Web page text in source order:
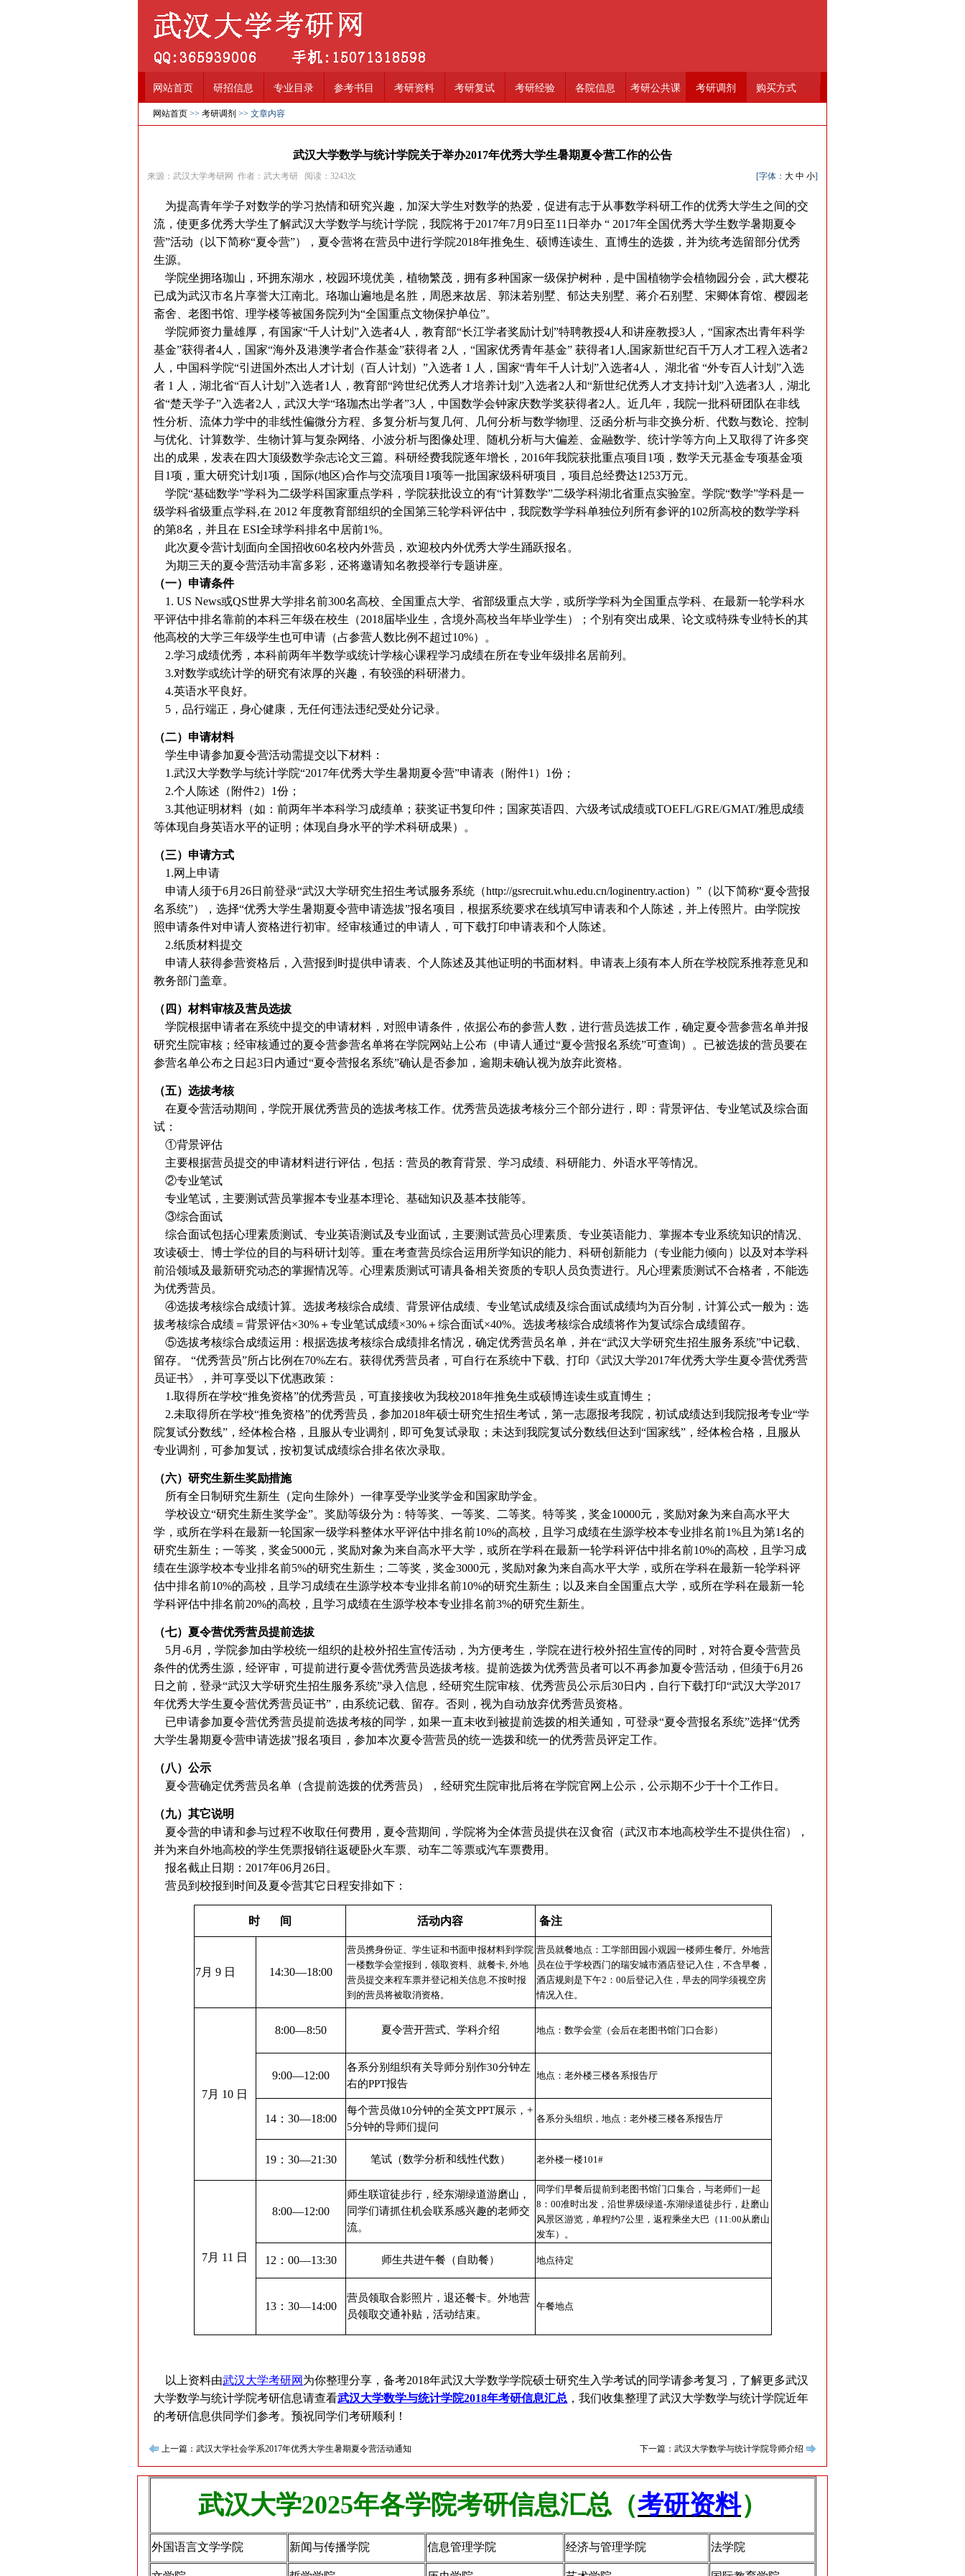
网站首页 研招信息 专业目录 参考书目 考研资料 考研复试 考研经验 各院信息 考研公共课 考研调剂 购买方式
网站首页 >> 考研调剂 >> 文章内容
武汉大学数学与统计学院关于举办2017年优秀大学生暑期夏令营工作的公告
来源：武汉大学考研网 作者：武大考研 阅读： 3243次 [字体： 大 中 小]
为提高青年学子对数学的学习热情和研究兴趣，加深大学生对数学的热爱，促进有志于从事数学科研工作的优秀大学生之间的交
流，使更多优秀大学生了解武汉大学数学与统计学院，我院将于2017年7月9日至11日举办 “ 2017年全国优秀大学生数学暑期夏令
营”活动（以下简称“夏令营”），夏令营将在营员中进行学院2018年推免生、硕博连读生、直博生的选拨，并为统考选留部分优秀
生源。
学院坐拥珞珈山，环拥东湖水，校园环境优美，植物繁茂，拥有多种国家一级保护树种，是中国植物学会植物园分会，武大樱花
已成为武汉市名片享誉大江南北。珞珈山遍地是名胜，周恩来故居、郭沫若别墅、郁达夫别墅、蒋介石别墅、宋卿体育馆、樱园老
斋舍、老图书馆、理学楼等被国务院列为“全国重点文物保护单位”。
学院师资力量雄厚，有国家“千人计划”入选者4人，教育部“长江学者奖励计划”特聘教授4人和讲座教授3人，“国家杰出青年科学
基金”获得者4人，国家“海外及港澳学者合作基金”获得者 2人，“国家优秀青年基金” 获得者1人,国家新世纪百千万人才工程入选者2
人，中国科学院“引进国外杰出人才计划（百人计划）”入选者 1 人，国家“青年千人计划”入选者4人， 湖北省 “外专百人计划”入选
者 1 人，湖北省“百人计划”入选者1人，教育部“跨世纪优秀人才培养计划”入选者2人和“新世纪优秀人才支持计划”入选者3人，湖北
省“楚天学子”入选者2人，武汉大学“珞珈杰出学者”3人，中国数学会钟家庆数学奖获得者2人。近几年，我院一批科研团队在非线
性分析、流体力学中的非线性偏微分方程、多复分析与复几何、几何分析与数学物理、泛函分析与非交换分析、代数与数论、控制
与优化、计算数学、生物计算与复杂网络、小波分析与图像处理、随机分析与大偏差、金融数学、统计学等方向上又取得了许多突
出的成果，发表在四大顶级数学杂志论文三篇。科研经费我院逐年增长，2016年我院获批重点项目1项，数学天元基金专项基金项
目1项，重大研究计划1项，国际(地区)合作与交流项目1项等一批国家级科研项目，项目总经费达1253万元。
学院“基础数学”学科为二级学科国家重点学科，学院获批设立的有“计算数学”二级学科湖北省重点实验室。学院“数学”学科是一
级学科省级重点学科,在 2012 年度教育部组织的全国第三轮学科评估中，我院数学学科单独位列所有参评的102所高校的数学学科
的第8名，并且在 ESI全球学科排名中居前1%。
此次夏令营计划面向全国招收60名校内外营员，欢迎校内外优秀大学生踊跃报名。
为期三天的夏令营活动丰富多彩，还将邀请知名教授举行专题讲座。
（一）申请条件
1. US News或QS世界大学排名前300名高校、全国重点大学、省部级重点大学，或所学学科为全国重点学科、在最新一轮学科水
平评估中排名靠前的本科三年级在校生（2018届毕业生，含境外高校当年毕业学生）；个别有突出成果、论文或特殊专业特长的其
他高校的大学三年级学生也可申请（占参营人数比例不超过10%）。
2.学习成绩优秀，本科前两年半数学或统计学核心课程学习成绩在所在专业年级排名居前列。
3.对数学或统计学的研究有浓厚的兴趣，有较强的科研潜力。
4.英语水平良好。
5，品行端正，身心健康，无任何违法违纪受处分记录。
（二）申请材料
学生申请参加夏令营活动需提交以下材料：
1.武汉大学数学与统计学院“2017年优秀大学生暑期夏令营”申请表（附件1）1份；
2.个人陈述（附件2）1份；
3.其他证明材料（如：前两年半本科学习成绩单；获奖证书复印件；国家英语四、六级考试成绩或TOEFL/GRE/GMAT/雅思成绩
等体现自身英语水平的证明；体现自身水平的学术科研成果）。
（三）申请方式
1.网上申请
申请人须于6月26日前登录“武汉大学研究生招生考试服务系统（http://gsrecruit.whu.edu.cn/loginentry.action）”（以下简称“夏令营报
名系统”），选择“优秀大学生暑期夏令营申请选拔”报名项目，根据系统要求在线填写申请表和个人陈述，并上传照片。由学院按
照申请条件对申请人资格进行初审。经审核通过的申请人，可下载打印申请表和个人陈述。
2.纸质材料提交
申请人获得参营资格后，入营报到时提供申请表、个人陈述及其他证明的书面材料。申请表上须有本人所在学校院系推荐意见和
教务部门盖章。
（四）材料审核及营员选拔
学院根据申请者在系统中提交的申请材料，对照申请条件，依据公布的参营人数，进行营员选拔工作，确定夏令营参营名单并报
研究生院审核；经审核通过的夏令营参营名单将在学院网站上公布（申请人通过“夏令营报名系统”可查询）。已被选拔的营员要在
参营名单公布之日起3日内通过“夏令营报名系统”确认是否参加，逾期未确认视为放弃此资格。
（五）选拔考核
在夏令营活动期间，学院开展优秀营员的选拔考核工作。优秀营员选拔考核分三个部分进行，即：背景评估、专业笔试及综合面
试：
①背景评估
主要根据营员提交的申请材料进行评估，包括：营员的教育背景、学习成绩、科研能力、外语水平等情况。
②专业笔试
专业笔试，主要测试营员掌握本专业基本理论、基础知识及基本技能等。
③综合面试
综合面试包括心理素质测试、专业英语测试及专业面试，主要测试营员心理素质、专业英语能力、掌握本专业系统知识的情况、
攻读硕士、博士学位的目的与科研计划等。重在考查营员综合运用所学知识的能力、科研创新能力（专业能力倾向）以及对本学科
前沿领域及最新研究动态的掌握情况等。心理素质测试可请具备相关资质的专职人员负责进行。凡心理素质测试不合格者，不能选
为优秀营员。
④选拔考核综合成绩计算。选拔考核综合成绩、背景评估成绩、专业笔试成绩及综合面试成绩均为百分制，计算公式一般为：选
拔考核综合成绩＝背景评估×30%＋专业笔试成绩×30%＋综合面试×40%。选拔考核综合成绩将作为复试综合成绩留存。
⑤选拔考核综合成绩运用：根据选拔考核综合成绩排名情况，确定优秀营员名单，并在“武汉大学研究生招生服务系统”中记载、
留存。 “优秀营员”所占比例在70%左右。获得优秀营员者，可自行在系统中下载、打印《武汉大学2017年优秀大学生夏令营优秀营
员证书》，并可享受以下优惠政策：
1.取得所在学校“推免资格”的优秀营员，可直接接收为我校2018年推免生或硕博连读生或直博生；
2.未取得所在学校“推免资格”的优秀营员，参加2018年硕士研究生招生考试，第一志愿报考我院，初试成绩达到我院报考专业“学
院复试分数线”，经体检合格，且服从专业调剂，即可免复试录取；未达到我院复试分数线但达到“国家线”，经体检合格，且服从
专业调剂，可参加复试，按初复试成绩综合排名依次录取。
（六）研究生新生奖励措施
所有全日制研究生新生（定向生除外）一律享受学业奖学金和国家助学金。
学校设立“研究生新生奖学金”。奖励等级分为：特等奖、一等奖、二等奖。特等奖，奖金10000元，奖励对象为来自高水平大
学，或所在学科在最新一轮国家一级学科整体水平评估中排名前10%的高校，且学习成绩在生源学校本专业排名前1%且为第1名的
研究生新生；一等奖，奖金5000元，奖励对象为来自高水平大学，或所在学科在最新一轮学科评估中排名前10%的高校，且学习成
绩在生源学校本专业排名前5%的研究生新生；二等奖，奖金3000元，奖励对象为来自高水平大学，或所在学科在最新一轮学科评
估中排名前10%的高校，且学习成绩在生源学校本专业排名前10%的研究生新生；以及来自全国重点大学，或所在学科在最新一轮
学科评估中排名前20%的高校，且学习成绩在生源学校本专业排名前3%的研究生新生。
（七）夏令营优秀营员提前选拔
5月-6月，学院参加由学校统一组织的赴校外招生宣传活动，为方便考生，学院在进行校外招生宣传的同时，对符合夏令营营员
条件的优秀生源，经评审，可提前进行夏令营优秀营员选拔考核。提前选拨为优秀营员者可以不再参加夏令营活动，但须于6月26
日之前，登录“武汉大学研究生招生服务系统”录入信息，经研究生院审核、优秀营员公示后30日内，自行下载打印“武汉大学2017
年优秀大学生夏令营优秀营员证书”，由系统记载、留存。否则，视为自动放弃优秀营员资格。
已申请参加夏令营优秀营员提前选拔考核的同学，如果一直未收到被提前选拨的相关通知，可登录“夏令营报名系统”选择“优秀
大学生暑期夏令营申请选拔”报名项目，参加本次夏令营营员的统一选拨和统一的优秀营员评定工作。
（八）公示
夏令营确定优秀营员名单（含提前选拨的优秀营员），经研究生院审批后将在学院官网上公示，公示期不少于十个工作日。
（九）其它说明
夏令营的申请和参与过程不收取任何费用，夏令营期间，学院将为全体营员提供在汉食宿（武汉市本地高校学生不提供住宿），
并为来自外地高校的学生凭票报销往返硬卧火车票、动车二等票或汽车票费用。
报名截止日期：2017年06月26日。
营员到校报到时间及夏令营其它日程安排如下：
时 间 活动内容 备注
7月 9 日 14:30—18:00
营员携身份证、学生证和书面申报材料到学院
一楼数学会堂报到，领取资料、就餐卡, 外地
营员提交来程车票并登记相关信息.不按时报
到的营员将被取消资格。
营员就餐地点：工学部田园小观园一楼师生餐厅。外地营
员在位于学校西门的瑞安城市酒店登记入住，不含早餐，
酒店规则是下午2 ： 00后登记入住，早去的同学须视空房
情况入住。
7月 10 日
8:00—8:50 夏令营开营式、学科介绍 地点：数学会堂（会后在老图书馆门口合影）
9:00—12:00
各系分别组织有关导师分别作30分钟左
右的PPT报告
地点：老外楼三楼各系报告厅
14： 30—18:00
每个营员做10分钟的全英文PPT展示， +
5分钟的导师们提问
各系分头组织，地点：老外楼三楼各系报告厅
19： 30—21:30 笔试（数学分析和线性代数） 老外楼一楼101#
7月 11 日
8:00—12:00
师生联谊徒步行，经东湖绿道游磨山，
同学们请抓住机会联系感兴趣的老师交
流。
同学们早餐后提前到老图书馆门口集合，与老师们一起
8 ： 00准时出发，沿世界级绿道-东湖绿道徒步行，赴磨山
风景区游览，单程约7公里，返程乘坐大巴（ 11:00从磨山
发车）。
12： 00—13:30 师生共进午餐（自助餐） 地点待定
13： 30—14:00
营员领取合影照片，退还餐卡。外地营
员领取交通补贴，活动结束。
午餐地点
以上资料由武汉大学考研网 为你整理分享，备考2018年武汉大学数学学院硕士研究生入学考试的同学请参考复习，了解更多武汉
大学数学与统计学院考研信息请查看武汉大学数学与统计学院2018年考研信息汇总 ，我们收集整理了武汉大学数学与统计学院近年
的考研信息供同学们参考。预祝同学们考研顺利！
上一篇：武汉大学社会学系2017年优秀大学生暑期夏令营活动通知 下一篇：武汉大学数学与统计学院导师介绍
武汉大学2025年各学院考研信息汇总（考研资料）
外国语言文学学院 新闻与传播学院 信息管理学院 经济与管理学院 法学院